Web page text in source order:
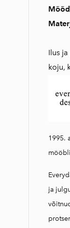
Ilus
koju,
1995.
ja